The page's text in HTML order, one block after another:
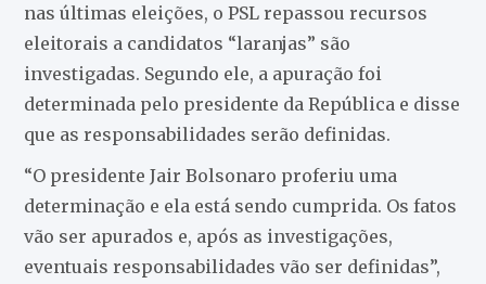
nas últimas eleições, o PSL repassou recursos
eleitorais a candidatos “laranjas” são
investigadas. Segundo ele, a apuração foi
determinada pelo presidente da República e disse
que as responsabilidades serão definidas.
“O presidente Jair Bolsonaro proferiu uma
determinação e ela está sendo cumprida. Os fatos
vão ser apurados e, após as investigações,
eventuais responsabilidades vão ser definidas”,